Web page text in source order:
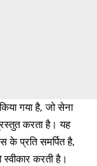
गया है, जो सेना
करता है। यह
प्रति समर्पित है,
स्वीकार करती है।